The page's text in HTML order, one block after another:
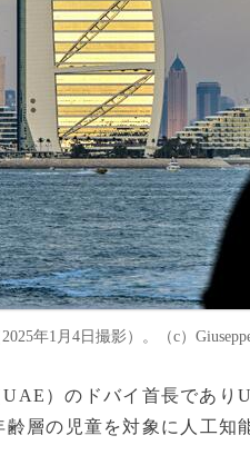
年1月4日撮影）。（c）
）のドバイ首長であ
層の児童を対象に人工知